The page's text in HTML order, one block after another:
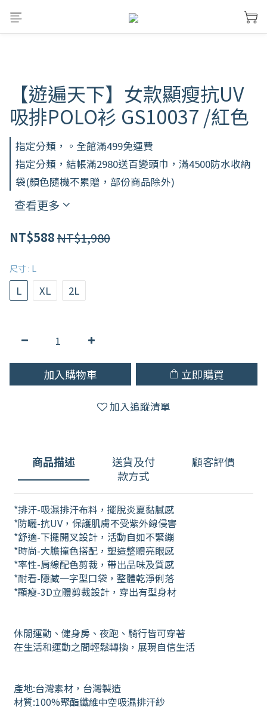
【遊遍天下】女款顯瘦抗UV
吸排POLO衫 GS10037 /紅色
指定分類，。全館滿499免運費
指定分類，結帳滿2980送百變頭巾，滿4500防水收納
袋(顏色隨機不累贈，部份商品除外)
查看更多
NT$588NT$1,980
尺寸: L
L XL 2L
加入購物車 立即購買
加入追蹤清單
商品描述
送貨及付
款方式
顧客評價
*排汗-吸濕排汗布料，擺脫炎夏黏膩感
*防曬-抗UV，保護肌膚不受紫外線侵害
*舒適-下擺開叉設計，活動自如不緊繃
*時尚-大膽撞色搭配，塑造整體亮眼感
*率性-肩線配色剪裁，帶出品味及質感
*耐看-隱藏一字型口袋，整體乾淨俐落
*顯瘦-3D立體剪裁設計，穿出有型身材
休閒運動、健身房、夜跑、騎行皆可穿著
在生活和運動之間輕鬆轉換，展現自信生活
產地:台灣素材，台灣製造
材質:100%聚酯纖維中空吸濕排汗紗